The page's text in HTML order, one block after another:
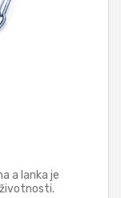
a lanka je